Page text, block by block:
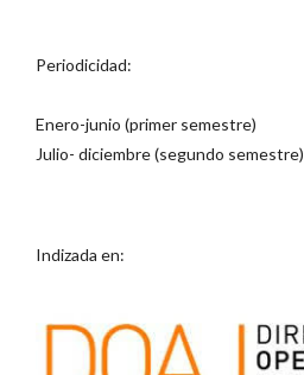
Periodicidad:
Enero-junio (primer semestre)
Julio- diciembre (segundo semestre)
Indizada en: